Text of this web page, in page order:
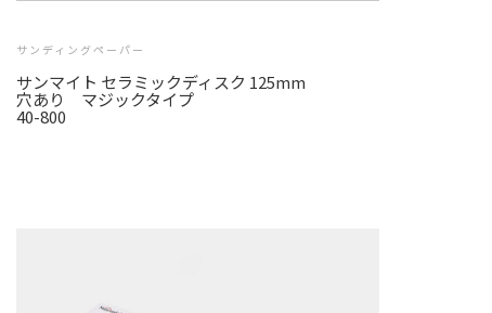
サンディングペーパー
サンマイト セラミックディスク 125mm
穴あり マジックタイプ
40-800